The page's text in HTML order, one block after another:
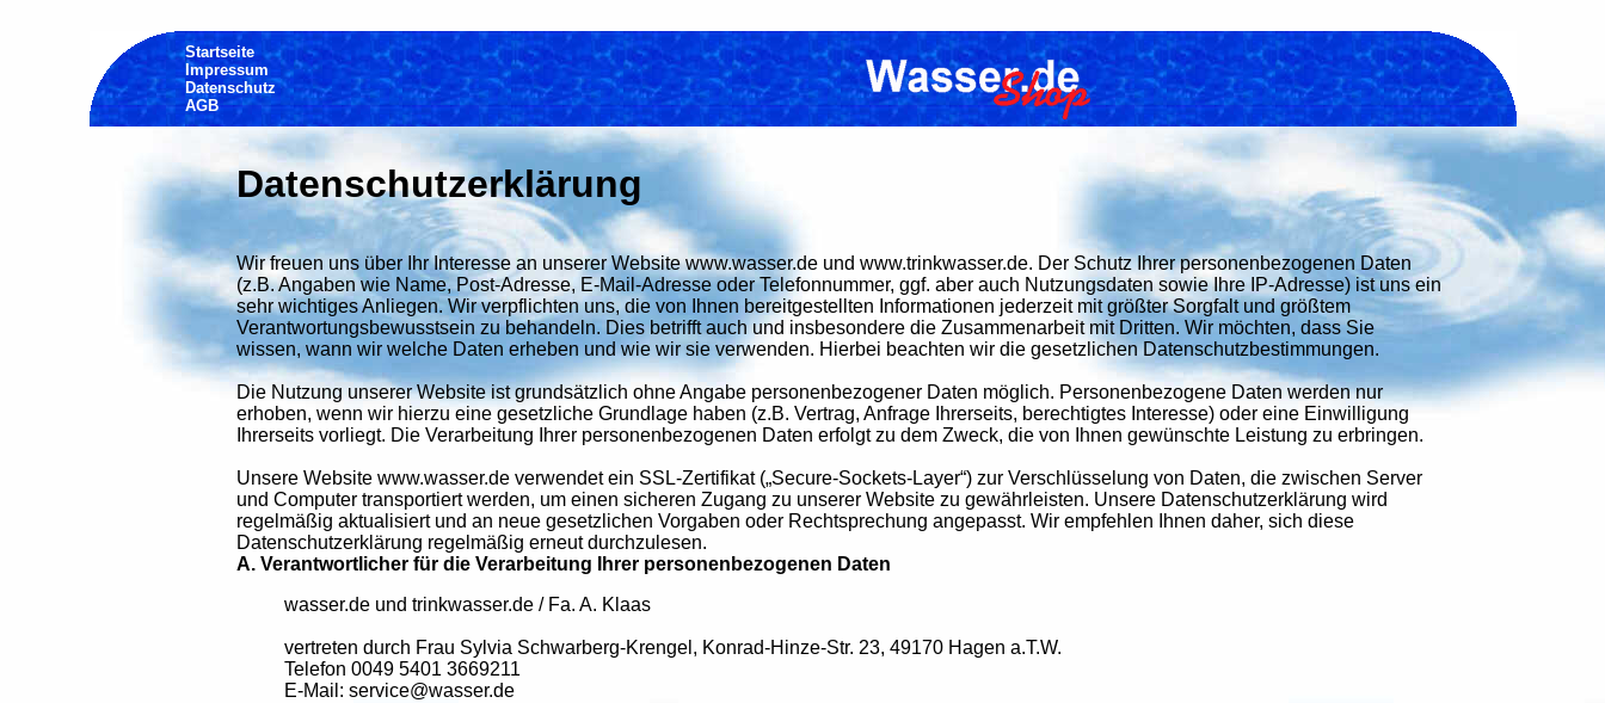
Startseite
Impressum
Datenschutz
AGB
Datenschutzerklärung
Wir freuen uns über Ihr Interesse an unserer Website www.wasser.de und www.trinkwasser.de. Der Schutz Ihrer personenbezogenen Daten
(z.B. Angaben wie Name, Post-Adresse, E-Mail-Adresse oder Telefonnummer, ggf. aber auch Nutzungsdaten sowie Ihre IP-Adresse) ist uns ein
sehr wichtiges Anliegen. Wir verpflichten uns, die von Ihnen bereitgestellten Informationen jederzeit mit größter Sorgfalt und größtem
Verantwortungsbewusstsein zu behandeln. Dies betrifft auch und insbesondere die Zusammenarbeit mit Dritten. Wir möchten, dass Sie
wissen, wann wir welche Daten erheben und wie wir sie verwenden. Hierbei beachten wir die gesetzlichen Datenschutzbestimmungen.
Die Nutzung unserer Website ist grundsätzlich ohne Angabe personenbezogener Daten möglich. Personenbezogene Daten werden nur
erhoben, wenn wir hierzu eine gesetzliche Grundlage haben (z.B. Vertrag, Anfrage Ihrerseits, berechtigtes Interesse) oder eine Einwilligung
Ihrerseits vorliegt. Die Verarbeitung Ihrer personenbezogenen Daten erfolgt zu dem Zweck, die von Ihnen gewünschte Leistung zu erbringen.
Unsere Website www.wasser.de verwendet ein SSL-Zertifikat („Secure-Sockets-Layer“) zur Verschlüsselung von Daten, die zwischen Server
und Computer transportiert werden, um einen sicheren Zugang zu unserer Website zu gewährleisten. Unsere Datenschutzerklärung wird
regelmäßig aktualisiert und an neue gesetzlichen Vorgaben oder Rechtsprechung angepasst. Wir empfehlen Ihnen daher, sich diese
Datenschutzerklärung regelmäßig erneut durchzulesen.
A. Verantwortlicher für die Verarbeitung Ihrer personenbezogenen Daten
wasser.de und trinkwasser.de / Fa. A. Klaas
vertreten durch Frau Sylvia Schwarberg-Krengel, Konrad-Hinze-Str. 23, 49170 Hagen a.T.W.
Telefon 0049 5401 3669211
E-Mail: service@wasser.de